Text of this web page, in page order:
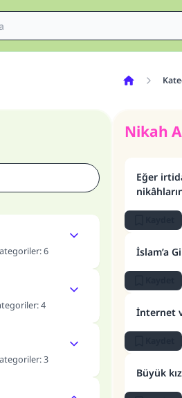
: 6
:4
: 3
Nikah
Eğer
İslam’a
İnternet
Büyük